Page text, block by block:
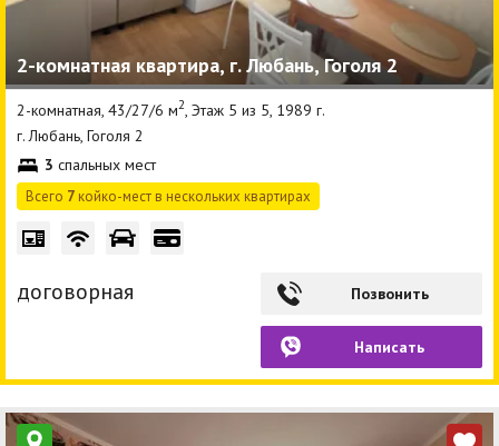
2-комнатная квартира, г. Любань, Гоголя 2
2-комнатная, 43/27/6 м2 , Этаж 5 из 5, 1989 г.
г. Любань, Гоголя 2
3 спальных мест
Всего 7 койко-мест в нескольких квартирах
договорная Позвонить
Написать